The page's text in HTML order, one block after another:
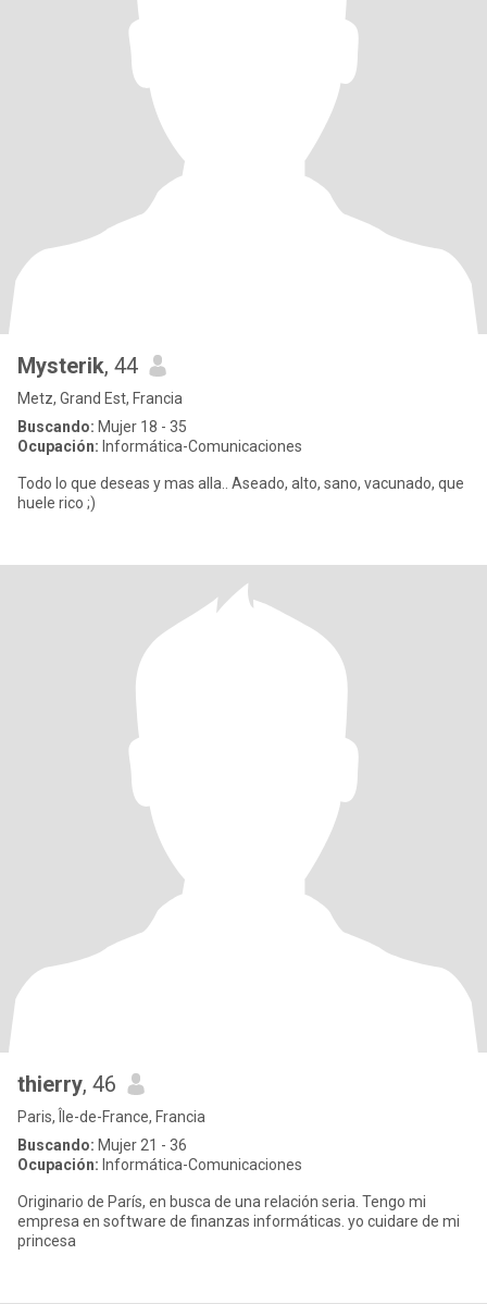
Mysterik, 44
Metz, Grand Est, Francia
Buscando: Mujer 18 - 35
Ocupación: Informática-Comunicaciones
Todo lo que deseas y mas alla.. Aseado, alto, sano, vacunado, que
huele rico ;)
thierry, 46
Paris, Île-de-France, Francia
Buscando: Mujer 21 - 36
Ocupación: Informática-Comunicaciones
Originario de París, en busca de una relación seria. Tengo mi
empresa en software de finanzas informáticas. yo cuidare de mi
princesa